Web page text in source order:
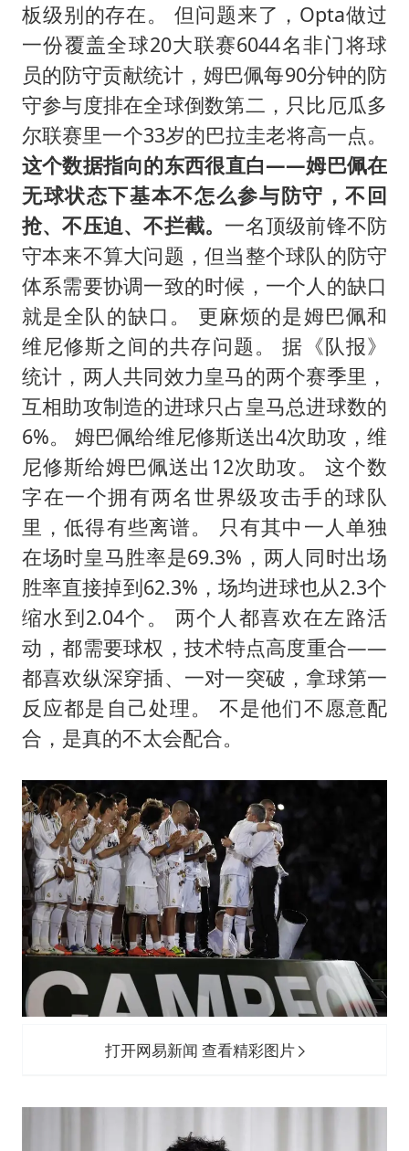
板级别的存在。 但问题来了，Opta做过
一份覆盖全球20大联赛6044名非门将球
员的防守贡献统计，姆巴佩每90分钟的防
守参与度排在全球倒数第二，只比厄瓜多
尔联赛里一个33岁的巴拉圭老将高一点。
这个数据指向的东西很直白——姆巴佩在
无球状态下基本不怎么参与防守，不回
抢、不压迫、不拦截。 一名顶级前锋不防
守本来不算大问题，但当整个球队的防守
体系需要协调一致的时候，一个人的缺口
就是全队的缺口。 更麻烦的是姆巴佩和
维尼修斯之间的共存问题。 据《队报》
统计，两人共同效力皇马的两个赛季里，
互相助攻制造的进球只占皇马总进球数的
6%。 姆巴佩给维尼修斯送出4次助攻，维
尼修斯给姆巴佩送出12次助攻。 这个数
字在一个拥有两名世界级攻击手的球队
里，低得有些离谱。 只有其中一人单独
在场时皇马胜率是69.3%，两人同时出场
胜率直接掉到62.3%，场均进球也从2.3个
缩水到2.04个。 两个人都喜欢在左路活
动，都需要球权，技术特点高度重合——
都喜欢纵深穿插、一对一突破，拿球第一
反应都是自己处理。 不是他们不愿意配
合，是真的不太会配合。
打开网易新闻 查看精彩图片